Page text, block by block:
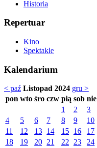
Historia
Repertuar
Kino
Spektakle
Kalendarium
< paź Listopad 2024 gru >
pon wto śro czw pią sob nie
1
2
3
4
5 6 7 8 9
10
11
12 13 14 15 16
17
18
19 20 21 22 23
24